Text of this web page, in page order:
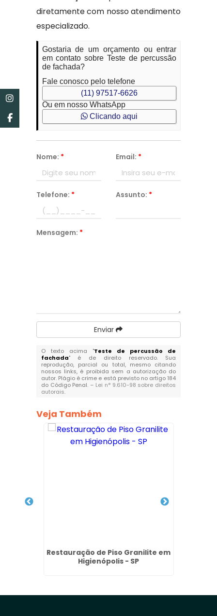
diretamente com nosso atendimento
especializado.
Gostaria de um orçamento ou entrar
em contato sobre Teste de percussão
de fachada?
Fale conosco pelo telefone
(11) 97517-6626
Ou em nosso WhatsApp
Clicando aqui
Nome: * Email: *
Telefone: * Assunto: *
Mensagem: *
Enviar
O texto acima "Teste de percussão de
fachada" é de direito reservado. Sua
reprodução, parcial ou total, mesmo citando
nossos links, é proibida sem a autorização do
autor. Plágio é crime e está previsto no artigo 184
do Código Penal. – Lei n° 9.610-98 sobre direitos
autorais.
Veja Também
Restauração de Piso Granilite em
Higienópolis - SP